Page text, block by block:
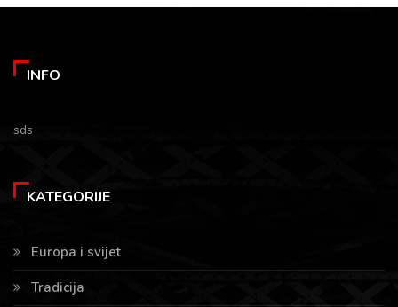
INFO
sds
KATEGORIJE
Europa i svijet
Tradicija